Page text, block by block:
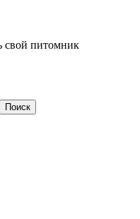
свой питомник